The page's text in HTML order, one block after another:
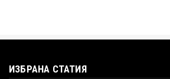
ИЗБРАНА СТАТИЯ